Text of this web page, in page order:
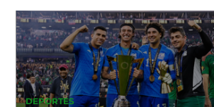
DEPORTES